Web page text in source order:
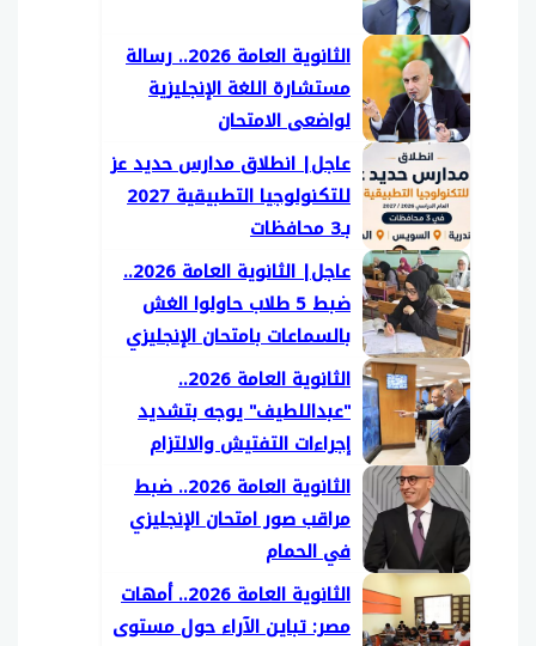
الثانوية العامة 2026.. رسالة
مستشارة اللغة الإنجليزية
لواضعى الامتحان
عاجل| انطلاق مدارس حديد عز
للتكنولوجيا التطبيقية 2027
بـ3 محافظات
عاجل| الثانوية العامة 2026..
ضبط 5 طلاب حاولوا الغش
بالسماعات بامتحان الإنجليزي
الثانوية العامة 2026..
"عبداللطيف" يوجه بتشديد
إجراءات التفتيش والالتزام
بمواعيد توزيع الأسئلةالثانوية العامة 2026.. ضبط
مراقب صور امتحان الإنجليزي
في الحمام
الثانوية العامة 2026.. أمهات
مصر: تباين الآراء حول مستوى